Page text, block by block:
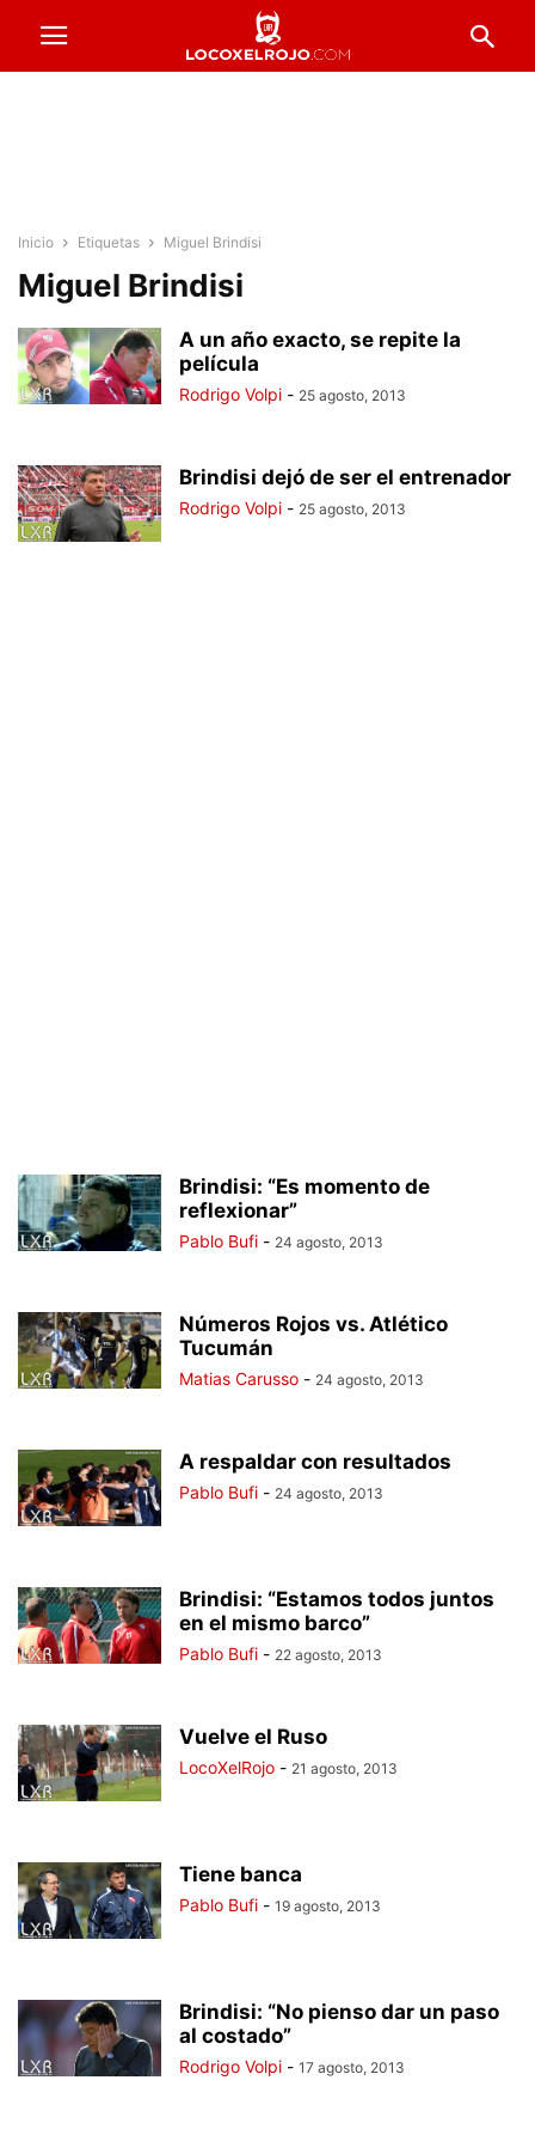
Inicio Etiquetas Miguel Brindisi
Miguel Brindisi
A un año exacto, se repite la
película
Rodrigo Volpi - 25 agosto, 2013
Brindisi dejó de ser el entrenador
Rodrigo Volpi - 25 agosto, 2013
Brindisi: “Es momento de
reflexionar”
Pablo Bufi - 24 agosto, 2013
Números Rojos vs. Atlético
Tucumán
Matias Carusso - 24 agosto, 2013
A respaldar con resultados
Pablo Bufi - 24 agosto, 2013
Brindisi: “Estamos todos juntos
en el mismo barco”
Pablo Bufi - 22 agosto, 2013
Vuelve el Ruso
LocoXelRojo - 21 agosto, 2013
Tiene banca
Pablo Bufi - 19 agosto, 2013
Brindisi: “No pienso dar un paso
al costado”
Rodrigo Volpi - 17 agosto, 2013